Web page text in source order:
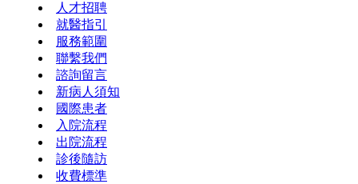
人才招聘
就醫指引
服務範圍
聯繫我們
諮詢留言
新病人須知
國際患者
入院流程
出院流程
診後隨訪
收費標準